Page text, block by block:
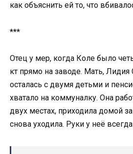
как объяснить ей то, что
***
Отец у мер, когда Коле было
кт прямо на заводе. Мать, Лидия
осталась с двумя детьми и
хватало на коммуналку. Она
двух местах, приходила домой
снова уходила. Руки у неё